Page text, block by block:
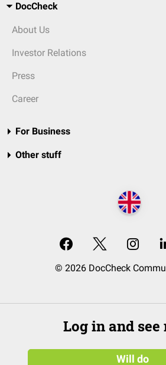
DocCheck
About Us
Investor Relations
Press
Career
For Business
Other stuff
© 2026 DocCheck
Log in and see
Will do